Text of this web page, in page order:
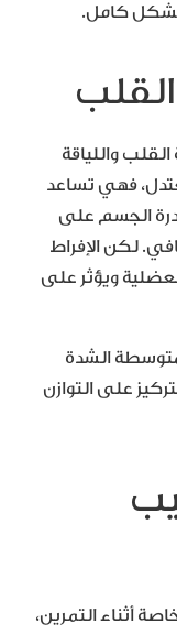
بشكل كامل.
واللياقة
فهي تساعد
الجسم على
لكن الإفراط
ويؤثر على
الشدة
على التوازن
أثناء التمرين،